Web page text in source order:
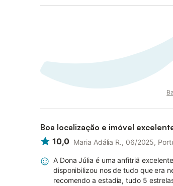
Boa localização e imóvel
10,0 Maria Adália R., 06/2025,
A Dona Júlia é uma anfitriã
disponibilizou nos de tudo que era
recomendo a estadia, tudo 5